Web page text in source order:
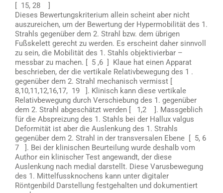
[ 15, 28 ]
Dieses Bewertungskriterium allein scheint aber nicht
auszureichen, um der Bewertung der Hypermobilität des 1.
Strahls gegenüber dem 2. Strahl bzw. dem übrigen
Fußskelett gerecht zu werden. Es erscheint daher sinnvoll
zu sein, die Mobilität des 1. Stahls objektivierbar –
messbar zu machen. [ 5 ,6 ] Klaue hat einen Apparat
beschrieben, der die vertikale Relativbewegung des 1 .
gegenüber dem 2. Strahl mechanisch vermisst [
8,10,11,12,16,17, 19 ]. Klinisch kann diese vertikale
Relativbewegung durch Verschiebung des 1. gegenüber
dem 2. Strahl abgeschätzt werden [ 1,2 ]. Massgeblich
für die Abspreizung des 1. Stahls bei der Hallux valgus
Deformität ist aber die Auslenkung des 1. Strahls
gegenüber dem 2. Strahl in der transversalen Ebene [ 5, 6
7 ]. Bei der klinischen Beurteilung wurde deshalb vom
Author ein klinischer Test angewandt, der diese
Auslenkung nach medial darstellt. Diese Varusbewegung
des 1. Mittelfussknochens kann unter digitaler
Röntgenbild Darstellung festgehalten und dokumentiert